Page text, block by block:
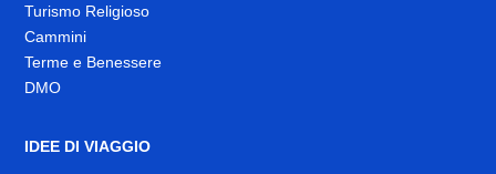
Turismo Religioso
Cammini
Terme e Benessere
DMO
IDEE DI VIAGGIO